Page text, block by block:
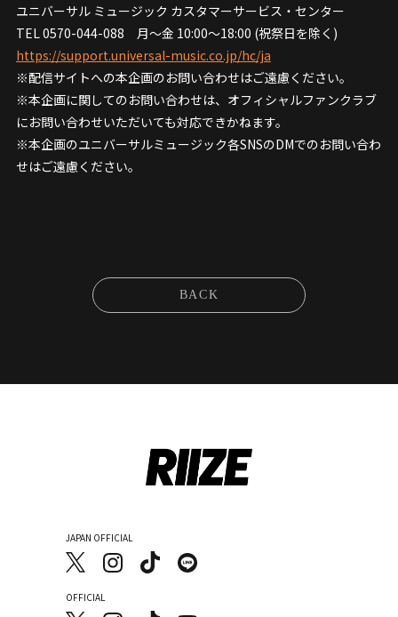
ユニバーサル ミュージック カスタマーサービス・センター
TEL 0570-044-088 月～金 10:00～18:00 (祝祭日を除く)
https://support.universal-music.co.jp/hc/ja
※配信サイトへの本企画のお問い合わせはご遠慮ください。
※本企画に関してのお問い合わせは、オフィシャルファンクラブ
にお問い合わせいただいても対応できかねます。
※本企画のユニバーサルミュージック各SNSのDMでのお問い合わ
せはご遠慮ください。
BACK
JAPAN OFFICIAL
OFFICIAL